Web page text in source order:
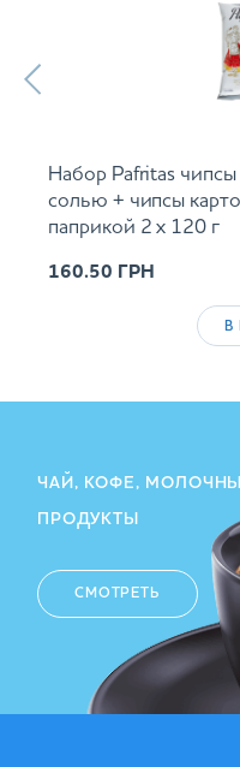
Набор Pafritas
солью + чипсы
паприкой 2 х 120 г
160.50 ГРН
В
ЧАЙ, КОФЕ,
ПРОДУКТЫ
СМОТРЕТЬ